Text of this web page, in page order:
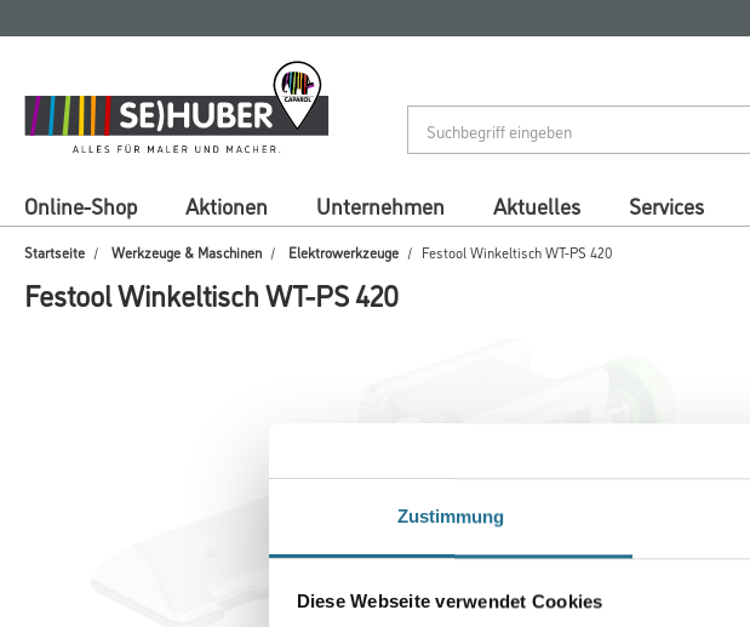
Zustimmung
Diese Webseite verwendet Cookies
springen
springen
Online-Shop Aktionen Unternehmen Aktuelles Services
Startseite Werkzeuge & Maschinen Elektrowerkzeuge Festool Winkeltisch WT-PS 420
Festool Winkeltisch WT-PS 420